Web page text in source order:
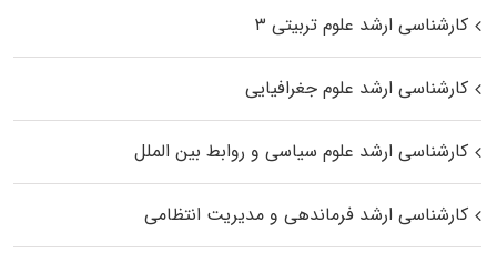
کارشناسی ارشد علوم تربیتی ۳
کارشناسی ارشد علوم جغرافیایی
کارشناسی ارشد علوم سیاسی و روابط بین الملل
کارشناسی ارشد فرماندهی و مدیریت انتظامی